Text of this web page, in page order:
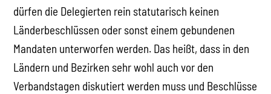
dürfen die Delegierten rein statutarisch keinen
Länderbeschlüssen oder sonst einem gebundenen
Mandaten unterworfen werden. Das heißt, dass in den
Ländern und Bezirken sehr wohl auch vor den
Verbandstagen diskutiert werden muss und Beschlüsse